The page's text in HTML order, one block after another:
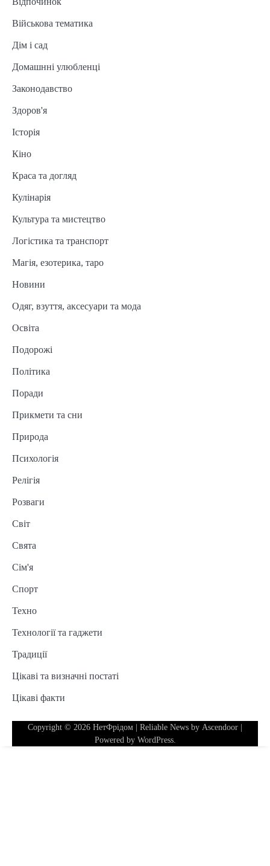
Військова тематика
Дім і сад
Домашнні улюбленці
Законодавство
Здоров'я
Історія
Кіно
Краса та догляд
Кулінарія
Культура та мистецтво
Логістика та транспорт
Магія, езотерика, таро
Новини
Одяг, взуття, аксесуари та мода
Освіта
Подорожі
Політика
Поради
Прикмети та сни
Природа
Психологія
Релігія
Розваги
Світ
Свята
Сім'я
Спорт
Техно
Технології та гаджети
Традиції
Цікаві та визначні постаті
Цікаві факти
Copyright © 2026 НетФрідом | Reliable News by Ascendoor
Powered by WordPress.